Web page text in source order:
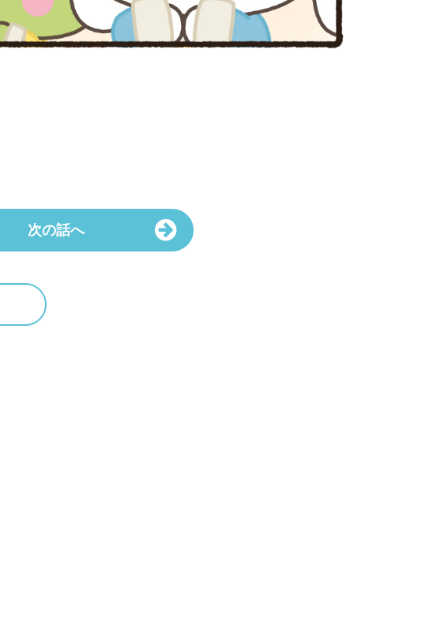
次の話へ